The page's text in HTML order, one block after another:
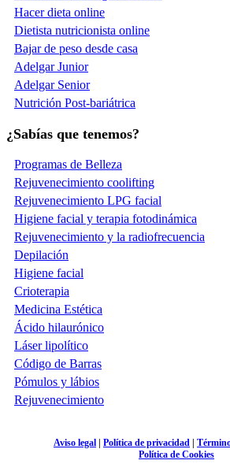
Hacer dieta online
Dietista nutricionista online
Bajar de peso desde casa
Adelgar Junior
Adelgar Senior
Nutrición Post-bariátrica
¿Sabías que tenemos?
Programas de Belleza
Rejuvenecimiento coolifting
Rejuvenecimiento LPG facial
Higiene facial y terapia fotodinámica
Rejuvenecimiento y la radiofrecuencia
Depilación
Higiene facial
Crioterapia
Medicina Estética
Ácido hilaurónico
Láser lipolítico
Código de Barras
Pómulos y lábios
Rejuvenecimiento
Aviso legal | Política de privacidad |
Política de Cookies